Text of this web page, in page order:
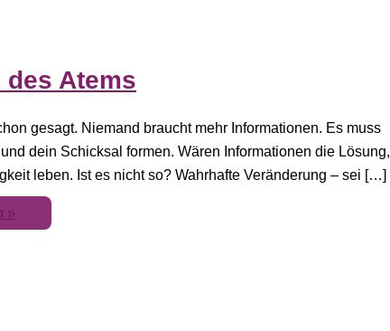
Atems
gesagt. Niemand braucht mehr Informationen. Es muss
dein Schicksal formen. Wären Informationen die Lösung,
leben. Ist es nicht so? Wahrhafte Veränderung – sei […]
»